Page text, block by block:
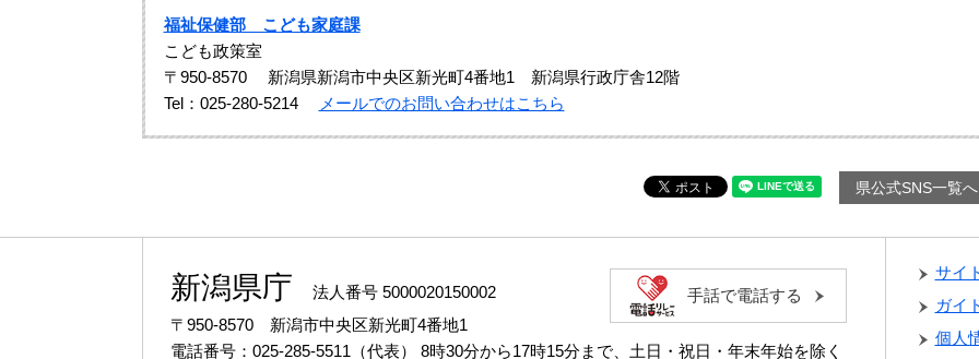
福祉保健部 こども家庭課
こども政策室
〒950-8570
新潟県新潟市中央区新光町4番地1 新潟県行政庁舎12階
Tel：025-280-5214
メールでのお問い合わせはこちら
県公式SNS一覧へ
新潟県庁
法人番号 5000020150002
〒950-8570 新潟市中央区新光町4番地1
電話番号：025-285-5511（代表）
8時30分から17時15分まで、土日・祝日・年末年始を除く
手話で電話する
サイ
ガイ
個人